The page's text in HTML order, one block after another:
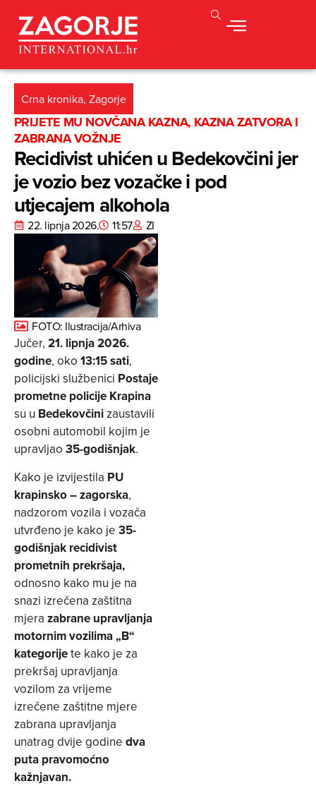
Crna kronika, Zagorje
PRIJETE MU NOVČANA KAZNA, KAZNA ZATVORA I
ZABRANA VOŽNJE
Recidivist uhićen u Bedekovčini jer
je vozio bez vozačke i pod
utjecajem alkohola
22. lipnja 2026. 11:57 ZI
FOTO: Ilustracija/Arhiva
Jučer, 21. lipnja 2026.
godine, oko 13:15 sati,
policijski službenici Postaje
prometne policije Krapina
su u Bedekovčinizaustavili
osobni automobil kojim je
upravljao 35-godišnjak.
Kako je izvijestila PU
krapinsko – zagorska,
nadzorom vozila i vozača
utvrđeno je kako je 35-
godišnjak recidivist
prometnih prekršaja,
odnosno kako mu je na
snazi izrečena zaštitna
mjera zabrane upravljanja
motornim vozilima „B“
kategorijete kako je za
prekršaj upravljanja
vozilom za vrijeme
izrečene zaštitne mjere
zabrana upravljanja
unatrag dvije godine dva
puta pravomoćno
kažnjavan.